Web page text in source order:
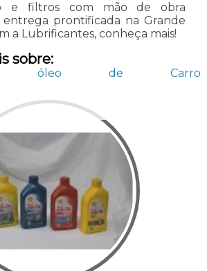
e filtros com mão de obra
entrega prontificada na Grande
a Lubrificantes, conheça mais!
sobre:
óleo de Carro